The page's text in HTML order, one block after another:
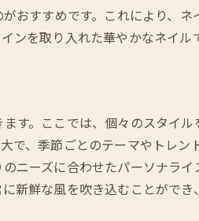
ふれるネイル
ネイルサロンの秘密
サロンの魅力
アートの楽しみ
アと創造性
化する美しさ
ルサロン
おすすめです。これにより、
を取り入れた華やかなネイル
す。ここでは、個々のスタイ
で、季節ごとのテーマやトレ
ニーズに合わせたパーソナラ
新鮮な風を吹き込むことがで